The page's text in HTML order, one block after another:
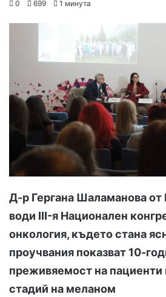
0 699 1 минута
Д-р Гергана Шаламанова
води III-я Национален
онкология, където стана
проучвания показват 10-
преживяемост на пациенти
стадий на меланом